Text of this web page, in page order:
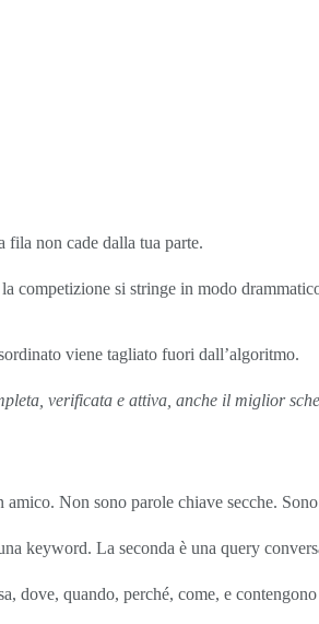
fila non cade dalla tua parte.
competizione si stringe in modo
viene tagliato fuori dall’algoritmo.
verificata e attiva, anche il miglior
Non sono parole chiave secche.
keyword. La seconda è una query
dove, quando, perché, come, e